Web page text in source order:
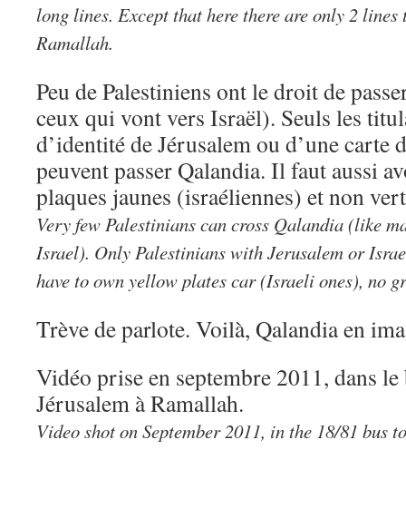
long lines. Except that here there are only 2
Ramallah.
Peu de Palestiniens ont le droit de
ceux qui vont vers Israël). Seuls les
d’identité de Jérusalem ou d’une carte
peuvent passer Qalandia. Il faut aussi
plaques jaunes (israéliennes) et non
Very few Palestinians can cross Qalandia (like
Israel). Only Palestinians with Jerusalem or
have to own yellow plates car (Israeli ones), no
Trève de parlote. Voilà, Qalandia en
Vidéo prise en septembre 2011, dans
Jérusalem à Ramallah.
Video shot on September 2011, in the 18/81 bus